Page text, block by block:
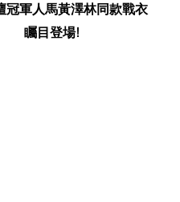
冠軍人馬黃澤林同款戰衣
矚目登場!